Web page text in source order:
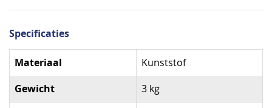
Specificaties
Specificaties
Materiaal Kunststof
Gewicht 3 kg